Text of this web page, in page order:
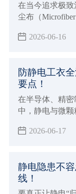
在当今追求极
尘布（
疗健康领域，这
了多位行业专
2026-06-16
防静电工衣
要点！
在半导体、精
中，静电与微
的核心防护装备
2026-06-17
静电隐患不
线！